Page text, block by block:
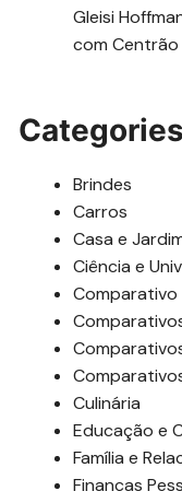
Gleisi
com Centrão
Categories
Brindes
Carros
Casa e
Ciência e
Culinária
Educação e
Família e
Finanças